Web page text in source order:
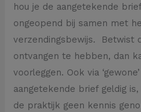
hou je de aangetekende
ongeopend bij samen met
verzendingsbewijs. Betwist
ontvangen te hebben, dan
voorleggen. Ook via
aangetekende brief geldig
de praktijk geen kennis